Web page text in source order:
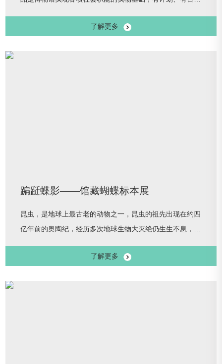
一座全流域、全时空、全方位反映运河文化的专题性博物
了解更多
蹁跹蝶影——馆藏蝴蝶标本展
昆虫，是地球上最古老的动物之一，昆虫的祖先出现在约四
亿年前的奥陶纪，经历多次地球生物大灭绝仍生生不息，踪
了解更多